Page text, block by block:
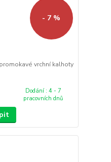
- 7 %
vrchní kalhoty
Dodání : 4 - 7
pracovních dnů